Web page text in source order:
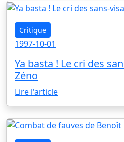
Critique
1997-10-01
Ya basta ! Le cri des
Zéno
Lire l'article